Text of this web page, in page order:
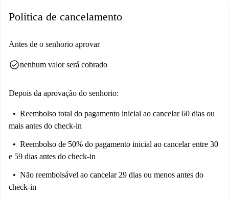
Política de cancelamento
Antes de o senhorio aprovar
check_circlenenhum valor será cobrado
Depois da aprovação do senhorio:
Reembolso total do pagamento inicial ao cancelar 60 dias ou
mais antes do check-in
Reembolso de 50% do pagamento inicial ao cancelar entre 30
e 59 dias antes do check-in
Não reembolsável ao cancelar 29 dias ou menos antes do
check-in